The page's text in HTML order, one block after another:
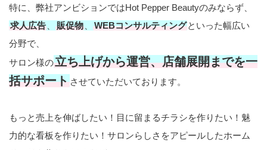
特に、弊社アンビションではHot Pepper Beautyのみならず、
求人広告
販促物 WEBコンサルティング といった幅広い
分野で、
サロン様の立ち上げから運営、店舗展開までを一
括サポート させていただいております。
もっと売上を伸ばしたい！目に留まるチラシを作りたい！魅
力的な看板を作りたい！サロンらしさをアピールしたホーム